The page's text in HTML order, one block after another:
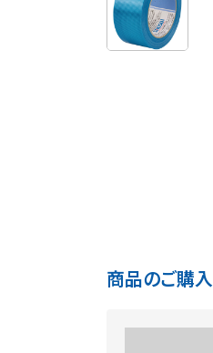
商品のご購入